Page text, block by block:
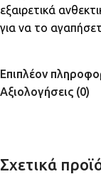
εξαιρετικά
για να το
Επιπλέον
Αξιολογήσεις (0)
Σχετικά